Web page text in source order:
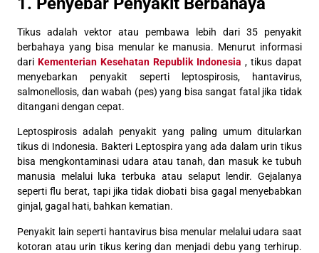
Tikus adalah vektor atau pembawa lebih dari 35 penyakit
berbahaya yang bisa menular ke manusia. Menurut informasi
dari Kementerian Kesehatan Republik Indonesia , tikus dapat
menyebarkan penyakit seperti leptospirosis, hantavirus,
salmonellosis, dan wabah (pes) yang bisa sangat fatal jika tidak
ditangani dengan cepat.
Leptospirosis adalah penyakit yang paling umum ditularkan
tikus di Indonesia. Bakteri Leptospira yang ada dalam urin tikus
bisa mengkontaminasi udara atau tanah, dan masuk ke tubuh
manusia melalui luka terbuka atau selaput lendir. Gejalanya
seperti flu berat, tapi jika tidak diobati bisa gagal menyebabkan
ginjal, gagal hati, bahkan kematian.
Penyakit lain seperti hantavirus bisa menular melalui udara saat
kotoran atau urin tikus kering dan menjadi debu yang terhirup.